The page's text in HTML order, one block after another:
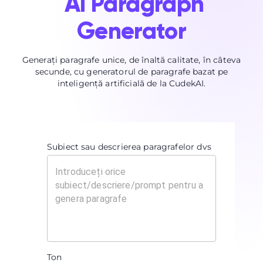
Generator
Generați paragrafe unice, de înaltă calitate, în câteva
secunde, cu generatorul de paragrafe bazat pe
inteligență artificială de la CudekAI.
Subiect sau descrierea paragrafelor dvs
Ton